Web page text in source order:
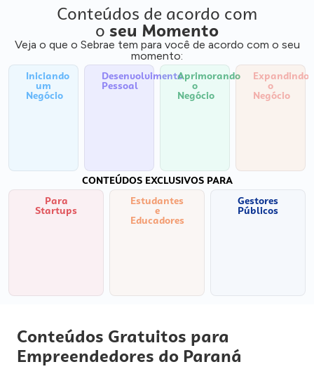
Conteúdos de acordo com
o seu Momento
Veja o que o Sebrae tem para você de acordo com o seu
momento:
Iniciando
um
Negócio
Desenvolvimento
Pessoal
Aprimorando
o
Negócio
Expandindo
o
Negócio
CONTEÚDOS EXCLUSIVOS PARA
Para
Startups
Estudantes
e
Educadores
Gestores
Públicos
Conteúdos Gratuitos para
Empreendedores do Paraná